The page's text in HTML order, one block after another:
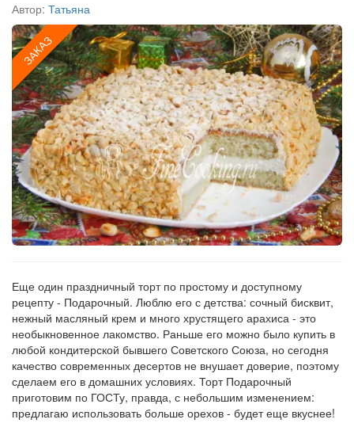
Автор: Татьяна
ЗАКАЗ
заказу
Еще один праздничный торт по простому и доступному
рецепту - Подарочный. Люблю его с детства: сочный бисквит,
нежный масляный крем и много хрустящего арахиса - это
необыкновенное лакомство. Раньше его можно было купить в
любой кондитерской бывшего Советского Союза, но сегодня
качество современных десертов не внушает доверие, поэтому
сделаем его в домашних условиях. Торт Подарочный
приготовим по ГОСТу, правда, с небольшим изменением:
предлагаю использовать больше орехов - будет еще вкуснее!